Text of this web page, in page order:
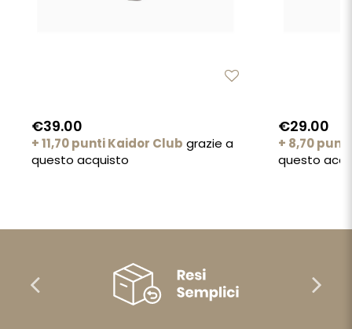
€39.00
+ 11,70 punti Kaidor Club grazie a
questo acquisto
€29.00
+ 8,70
questo